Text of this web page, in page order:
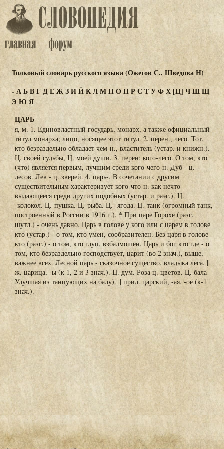
Толковый словарь русского языка (Ожегов С., Шведова Н)
-АБВГДЕЖЗИЙКЛМНОПР СТУФХ [Ц] ЧШЩ
Э Ю Я
ЦАРЬ
я, м. 1. Единовластный государь, монарх, а также официальный
титул монарха; лицо, носящее этот титул. 2. перен., чего. Тот,
кто безраздельно обладает чем-н., властитель (устар. и книжн.).
Ц. своей судьбы, Ц. моей души. 3. перен; кого-чего. О том, кто
(что) является первым, лучшим среди кого-чего-н. Дуб - ц.
лесов. Лев - ц. зверей. 4. царь-. В сочетании с другим
существительным характеризует кого-что-н. как нечто
выдающееся среди других подобных (устар. и раэг.). Ц.
-колокол. Ц.-пушка. Ц.-рыба. Ц. -ягода. Ц.-танк (огромный танк,
построенный в России в 1916 г.). * При царе Горохе (разг.
шутл.) - очень давно. Царь в голове у кого или с царем в голове
кто (устар.) - о том, кто умен, сообразителен. Без царя в голове
кто (разг.) - о том, кто глуп, взбалмошен. Царь и бог кто где - о
том, кто безраздельно господствует, царит (во 2 знач.), выше,
важнее всех. Лесной царь - сказочное существо, владыка леса. ||
ж. царица, -ы (к 1, 2 и 3 знач.). Ц. дум. Роза ц. цветов. Ц. бала
Улучшая из танцующих на балу). || прил. царский, -ая, -ое (к-1
знач.).